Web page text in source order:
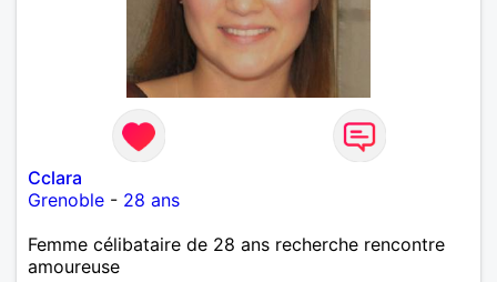
Cclara
Grenoble - 28 ans
Femme célibataire de 28 ans recherche rencontre
amoureuse